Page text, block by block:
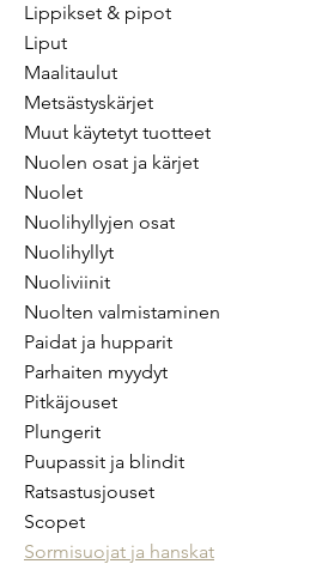
Lippikset & pipot
Liput
Maalitaulut
Metsästyskärjet
Muut käytetyt tuotteet
Nuolen osat ja kärjet
Nuolet
Nuolihyllyjen osat
Nuolihyllyt
Nuoliviinit
Nuolten valmistaminen
Paidat ja hupparit
Parhaiten myydyt
Pitkäjouset
Plungerit
Puupassit ja blindit
Ratsastusjouset
Scopet
Sormisuojat ja hanskat